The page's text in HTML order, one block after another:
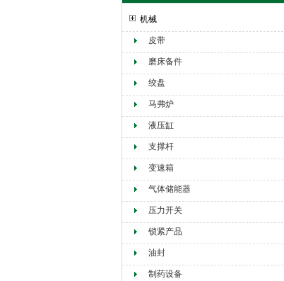
赫尔纳贸易（大连）有限公司
机械
皮带
磨床备件
绞盘
马弗炉
液压缸
支撑杆
变速箱
气体储能器
压力开关
锁紧产品
油封
制药设备